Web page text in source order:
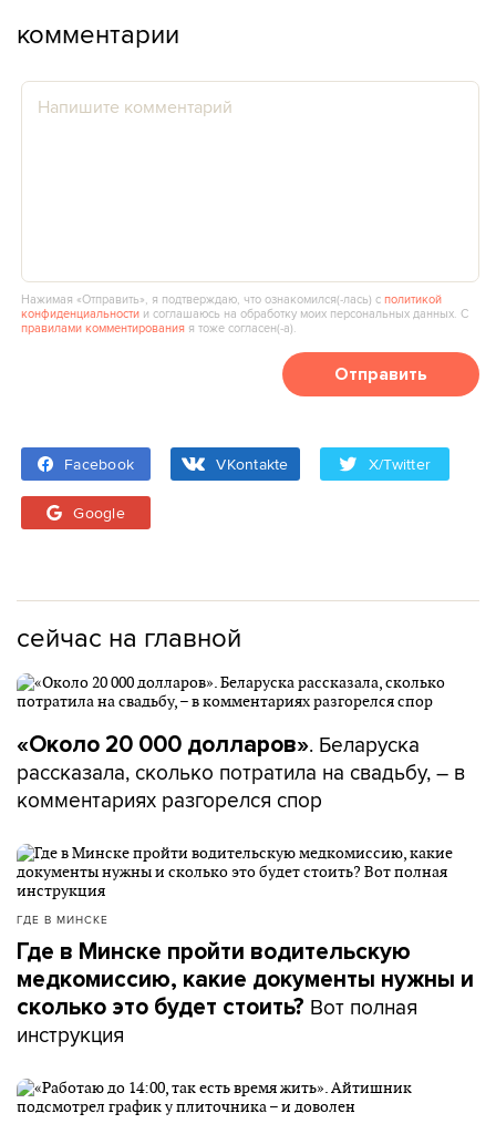
комментарии
Нажимая «Отправить», я подтверждаю, что ознакомился(‑лась) сполитикой
конфиденциальности и соглашаюсь на обработку моих персональных данных. С
правилами комментирования я тоже согласен(‑а).
Отправить
Facebook VKontakte X/Twitter
Google
сейчас на главной
«Около 20 000 долларов». Беларуска
рассказала, сколько потратила на свадьбу, – в
комментариях разгорелся спор
ГДЕ В МИНСКЕ
Где в Минске пройти водительскую
медкомиссию, какие документы нужны и
сколько это будет стоить? Вот полная
инструкция